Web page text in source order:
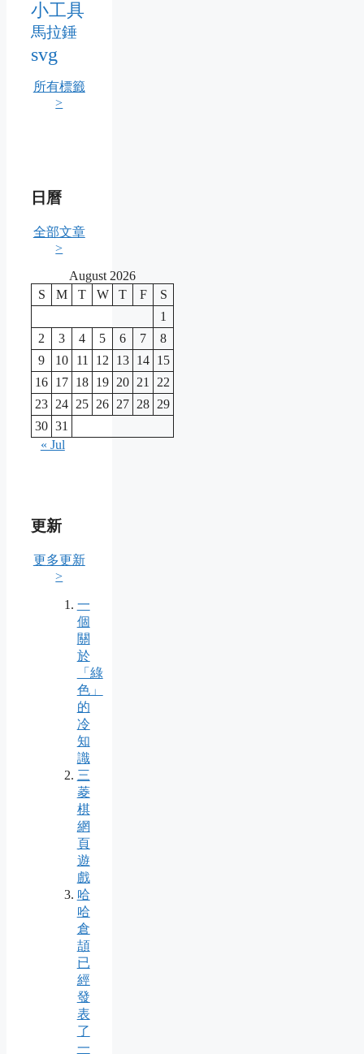
小工具
馬拉錘
svg
所有標籤
>
日曆
全部文章
>
August 2026
S
M T W T F
S
1
2
3 4 5 6 7
8
9
10 11 12 13 14 15
16 17 18 19 20 21
22
23 24 25 26 27 28 29
30 31
« Jul
更新
更多更新
>
一
個
關
於
「綠
色」
的
冷
知
識
三
菱
棋
網
頁
遊
戲
哈
哈
倉
頡
已
經
發
表
了
一